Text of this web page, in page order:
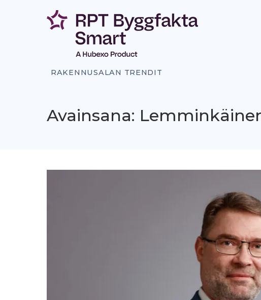
RAKENNUSALAN TRENDIT
Avainsana: